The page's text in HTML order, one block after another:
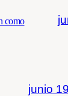
como
junio